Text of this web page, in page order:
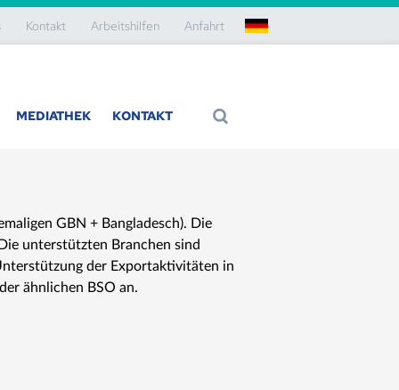
Kontakt Arbeitshilfen Anfahrt de
MEDIATHEK KONTAKT
GBN + Bangladesch). Die
unterstützten Branchen sind
der Exportaktivitäten in
ähnlichen BSO an.